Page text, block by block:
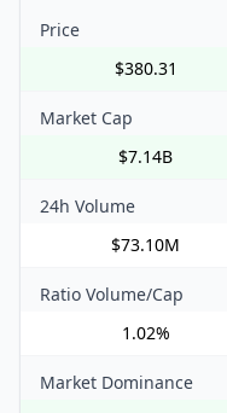
Price
$380.31
Market Cap
$7.14B
24h Volume
$73.10M
Ratio Volume/Cap
1.02%
Market Dominance